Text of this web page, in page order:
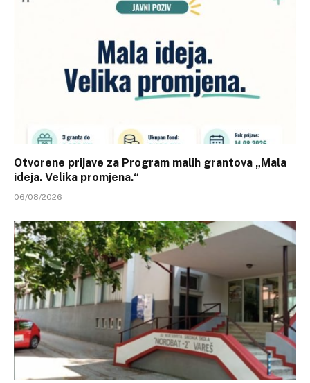
Otvorene prijave za Program malih grantova „Mala
ideja. Velika promjena.“
06/08/2026